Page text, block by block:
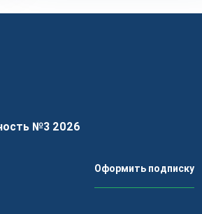
№3 2026
Оформить подписку